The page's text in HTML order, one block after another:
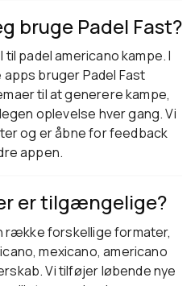
bruge Padel Fast?
padel americano kampe. I
bruger Padel Fast
til at generere kampe,
oplevelse hver gang. Vi
og er åbne for feedback
appen.
er tilgængelige?
række forskellige formater,
mexicano, americano
Vi tilføjer løbende nye